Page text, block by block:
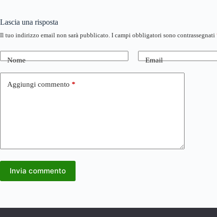
Lascia una risposta
Il tuo indirizzo email non sarà pubblicato. I campi obbligatori sono contrassegnati
Nome Email
Aggiungi commento *
Invia commento